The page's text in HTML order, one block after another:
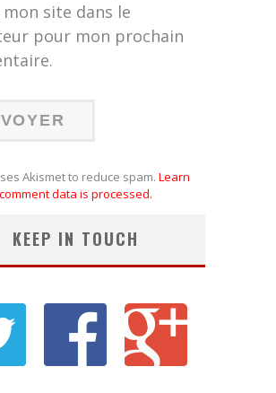
site dans le
pour mon prochain
Akismet to reduce spam. Learn
data is processed.
KEEP IN TOUCH